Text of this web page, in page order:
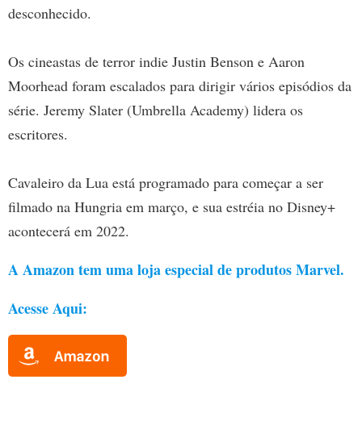
desconhecido.
Os cineastas de terror indie Justin Benson e Aaron
Moorhead foram escalados para dirigir vários episódios da
série. Jeremy Slater (Umbrella Academy) lidera os
escritores.
Cavaleiro da Lua está programado para começar a ser
filmado na Hungria em março, e sua estréia no Disney+
acontecerá em 2022.
A Amazon tem uma loja especial de produtos Marvel.
Acesse Aqui: